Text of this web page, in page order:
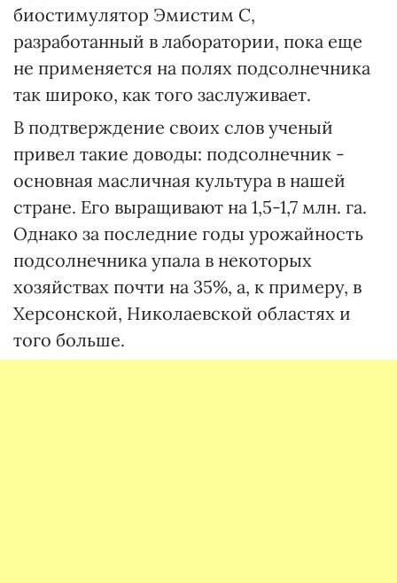
биостимулятор Эмистим С,
разработанный в лаборатории, пока еще
не применяется на полях подсолнечника
так широко, как того заслуживает.
В подтверждение своих слов ученый
привел такие доводы: подсолнечник -
основная масличная культура в нашей
стране. Его выращивают на 1,5-1,7 млн. га.
Однако за последние годы урожайность
подсолнечника упала в некоторых
хозяйствах почти на 35%, а, к примеру, в
Херсонской, Николаевской областях и
того больше.